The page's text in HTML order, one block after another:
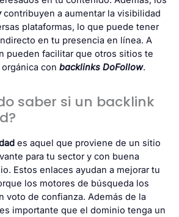
contribuyen a aumentar la visibilidad
plataformas, lo que puede tener
en tu presencia en línea. A
pueden facilitar que otros sitios te
con backlinks DoFollow.
saber si un backlink
es aquel que proviene de un sitio
para tu sector y con buena
Estos enlaces ayudan a mejorar tu
los motores de búsqueda los
voto de confianza. Además de la
importante que el dominio tenga un